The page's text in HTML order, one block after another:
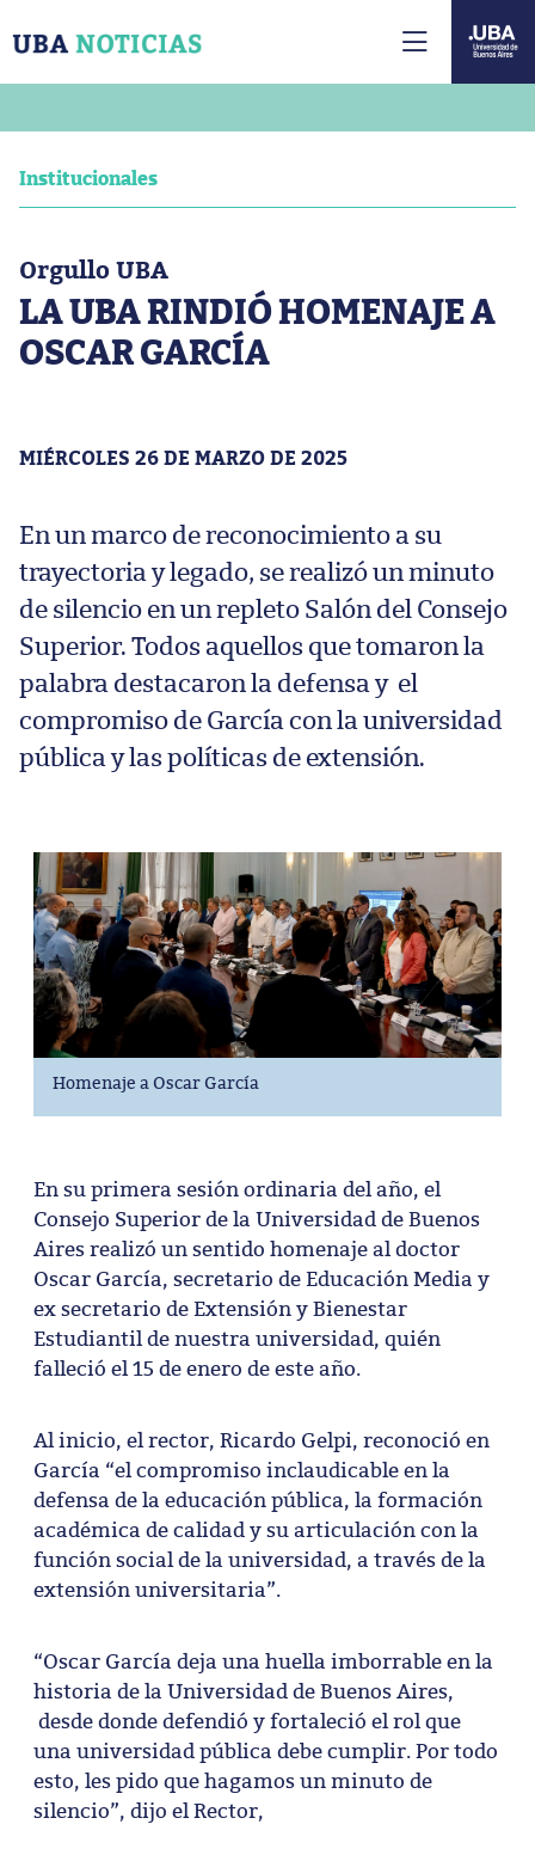
Institucionales
Orgullo UBA
LA UBA RINDIÓ HOMENAJE A
OSCAR GARCÍA
MIÉRCOLES 26 DE MARZO DE 2025
En un marco de reconocimiento a su
trayectoria y legado, se realizó un minuto
de silencio en un repleto Salón del Consejo
Superior. Todos aquellos que tomaron la
palabra destacaron la defensa y el
compromiso de García con la universidad
pública y las políticas de extensión.
Homenaje a Oscar García
En su primera sesión ordinaria del año, el
Consejo Superior de la Universidad de Buenos
Aires realizó un sentido homenaje al doctor
Oscar García, secretario de Educación Media y
ex secretario de Extensión y Bienestar
Estudiantil de nuestra universidad, quién
falleció el 15 de enero de este año.
Al inicio, el rector, Ricardo Gelpi, reconoció en
García “el compromiso inclaudicable en la
defensa de la educación pública, la formación
académica de calidad y su articulación con la
función social de la universidad, a través de la
extensión universitaria”.
“Oscar García deja una huella imborrable en la
historia de la Universidad de Buenos Aires,
desde donde defendió y fortaleció el rol que
una universidad pública debe cumplir. Por todo
esto, les pido que hagamos un minuto de
silencio”, dijo el Rector,